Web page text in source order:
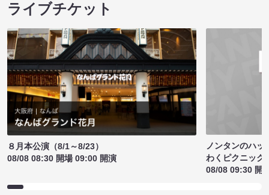
ライブチケット
８月本公演（8/1～8/23）
08/08 08:30 開場 09:00 開演
ノンタンのハッ
わくピクニック
08/08 09:30 開